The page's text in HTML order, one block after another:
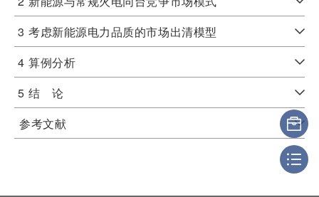
3 考虑新能源电力品质的市场出清模型
4 算例分析
5 结 论
参考文献